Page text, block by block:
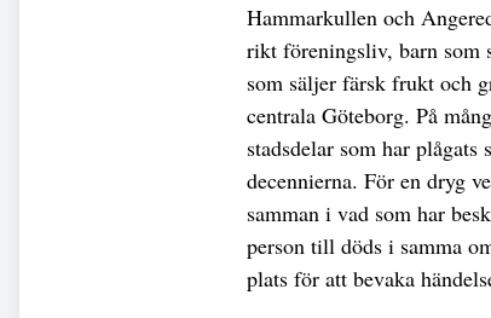
Hammarkullen och
rikt föreningsliv, barn som
som säljer färsk frukt och
centrala Göteborg. På
stadsdelar som har
decennierna. För en dryg
samman i vad som har
person till döds i samma
plats för att bevaka